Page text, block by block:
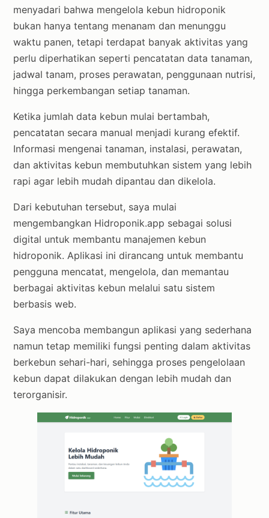
menyadari bahwa mengelola kebun hidroponik
bukan hanya tentang menanam dan menunggu
waktu panen, tetapi terdapat banyak aktivitas yang
perlu diperhatikan seperti pencatatan data tanaman,
jadwal tanam, proses perawatan, penggunaan nutrisi,
hingga perkembangan setiap tanaman.
Ketika jumlah data kebun mulai bertambah,
pencatatan secara manual menjadi kurang efektif.
Informasi mengenai tanaman, instalasi, perawatan,
dan aktivitas kebun membutuhkan sistem yang lebih
rapi agar lebih mudah dipantau dan dikelola.
Dari kebutuhan tersebut, saya mulai
mengembangkan Hidroponik.app sebagai solusi
digital untuk membantu manajemen kebun
hidroponik. Aplikasi ini dirancang untuk membantu
pengguna mencatat, mengelola, dan memantau
berbagai aktivitas kebun melalui satu sistem
berbasis web.
Saya mencoba membangun aplikasi yang sederhana
namun tetap memiliki fungsi penting dalam aktivitas
berkebun sehari-hari, sehingga proses pengelolaan
kebun dapat dilakukan dengan lebih mudah dan
terorganisir.